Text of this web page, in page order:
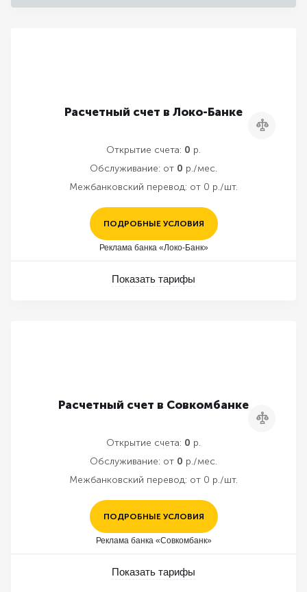
Расчетный счет в Локо-Банке
Сравнить
Открытие счета: 0 р.
Обслуживание: от 0 р./мес.
Межбанковский перевод: от 0 р./шт.
ПОДРОБНЫЕ УСЛОВИЯ
Реклама банка «Локо-Банк»
Показать тарифы
Расчетный счет в Совкомбанке
Сравнить
Открытие счета: 0 р.
Обслуживание: от 0 р./мес.
Межбанковский перевод: от 0 р./шт.
ПОДРОБНЫЕ УСЛОВИЯ
Реклама банка «Совкомбанк»
Показать тарифы